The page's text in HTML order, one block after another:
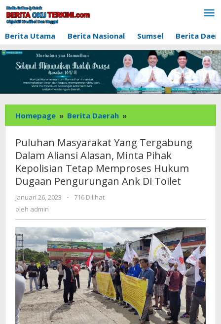
Lewati
ke
konten
Berita Utama
Berita Nasional Sumsel Berita
Homepage » Berita Daerah »
Masyarakat
Tergabung
Dalam
Aliansi
Alasan,
Memproses
Hukum
Dugaan
Pengurungan
Ank
Di
Toilet
Puluhan Masyarakat Yang Tergabung
Dalam Aliansi Alasan, Minta Pihak
Kepolisian Tetap Memproses Hukum
Dugaan Pengurungan Ank Di Toilet
Januari 26, 2023
oleh
-
716 Dilihat
oleh admin